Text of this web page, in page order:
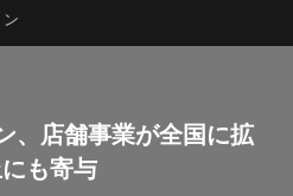
、店舗事業が全国に拡
も寄与